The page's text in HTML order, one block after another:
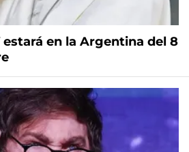
estará en la Argentina del 8